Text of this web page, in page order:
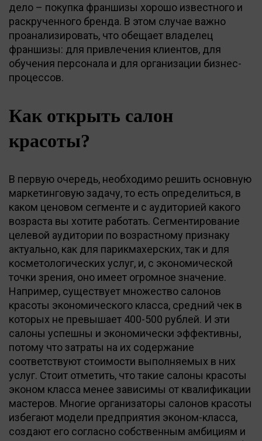
дело – покупка франшизы хорошо известного и
раскрученного бренда. В этом случае важно
проанализировать, что обещает владелец
франшизы: для привлечения клиентов, для
обучения персонала и для организации бизнес-
процессов.
Как открыть салон
красоты?
В первую очередь, необходимо решить основную
маркетинговую задачу, то есть определиться, в
каком ценовом сегменте и с аудиторией какого
возраста вы хотите работать. Сегментирование
целевой аудитории по возрастному признаку
актуально, как для парикмахерских, так и для
косметологических услуг, и, с экономической
точки зрения, оно имеет огромное значение.
Например, существует множество салонов
красоты экономического класса, средний чек в
которых не превышает 400-500 рублей. И эти
салоны успешны и экономически эффективны,
потому что затраты на их содержание
соответствуют стоимости выполняемых в них
услуг. Стоит отметить, что такие салоны красоты
эконом класса менее зависимы от квалификации
мастеров. Многие организаторы салонов красоты
избегают модели предприятия эконом-класса,
создают его согласно собственным амбициям и